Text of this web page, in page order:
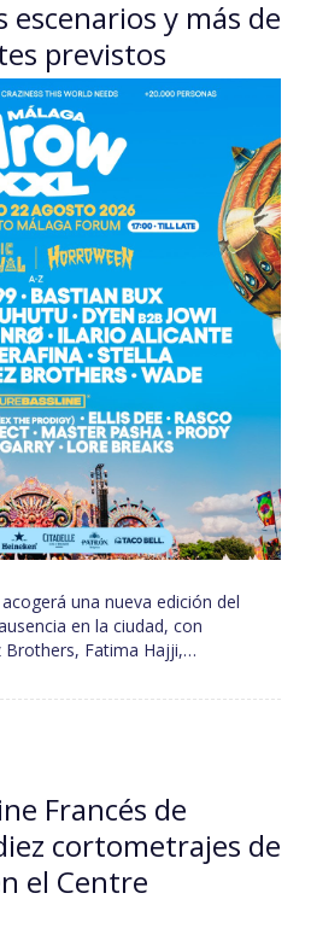
y más de
previstos
una nueva edición del
en la ciudad, con
Brothers, Fatima Hajji,…
Francés de
cortometrajes de
el Centre